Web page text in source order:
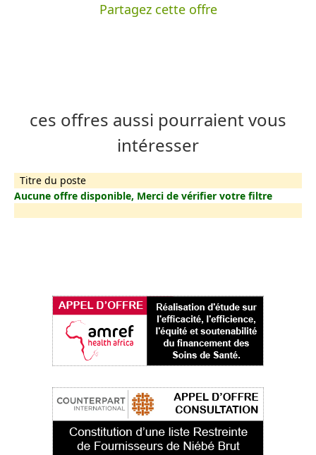
Partagez cette offre
ces offres aussi pourraient vous
intéresser
Titre du poste
Aucune offre disponible, Merci de vérifier votre filtre